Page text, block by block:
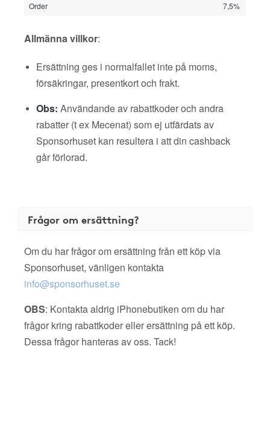
Order 7,5%
Allmänna villkor:
Ersättning ges i normalfallet inte på moms,
försäkringar, presentkort och frakt.
Obs: Användande av rabattkoder och andra
rabatter (t ex Mecenat) som ej utfärdats av
Sponsorhuset kan resultera i att din cashback
går förlorad.
Frågor om ersättning?
Om du har frågor om ersättning från ett köp via
Sponsorhuset, vänligen kontakta
info@sponsorhuset.se
OBS: Kontakta aldrig iPhonebutiken om du har
frågor kring rabattkoder eller ersättning på ett köp.
Dessa frågor hanteras av oss. Tack!